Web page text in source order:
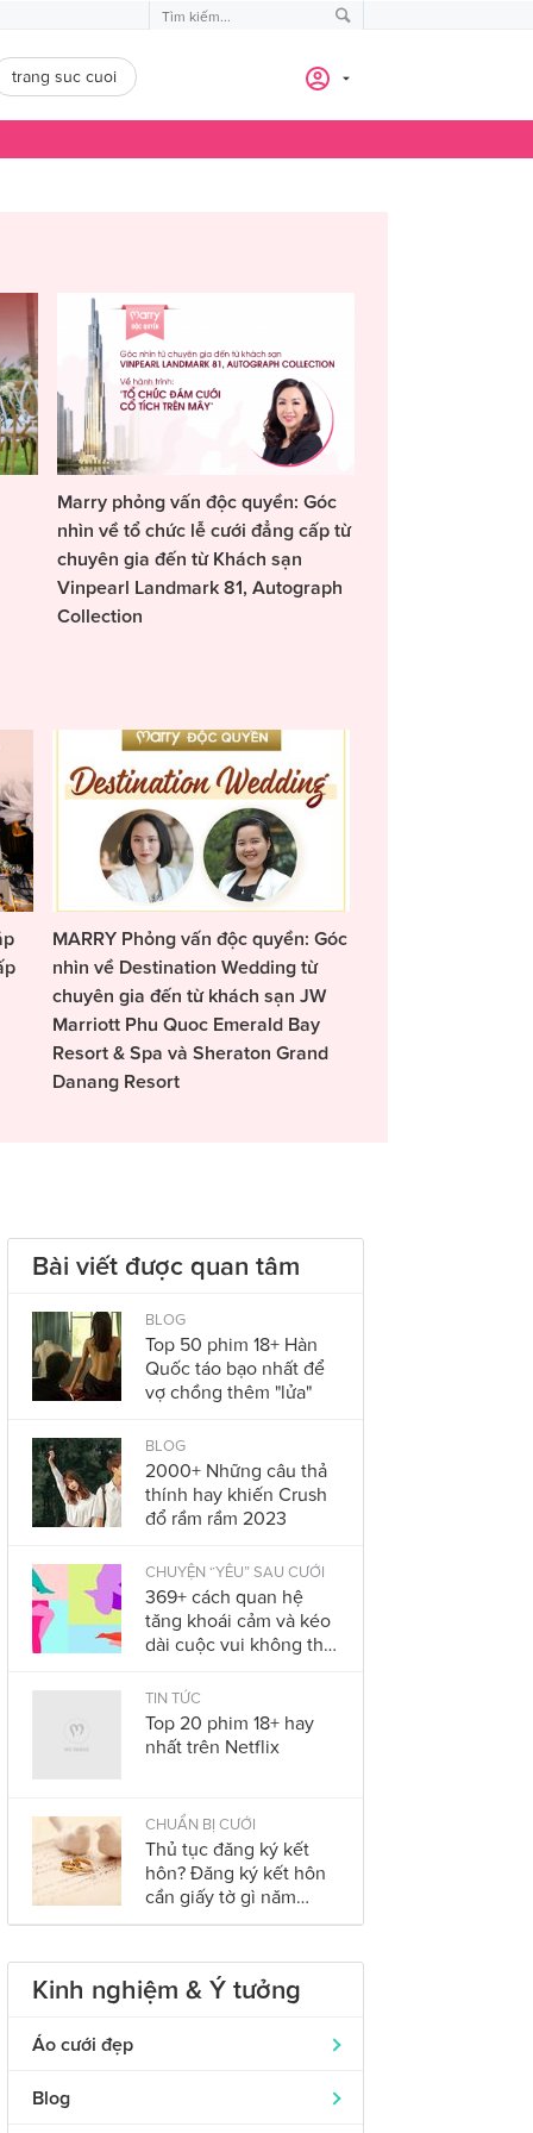
trang suc cuoi
Marry phỏng vấn độc quyền: Góc
nhìn về tổ chức lễ cưới đẳng cấp từ
chuyên gia đến từ Khách sạn
Vinpearl Landmark 81, Autograph
Collection
MARRY Phỏng vấn độc quyền: Góc
nhìn về Destination Wedding từ
chuyên gia đến từ khách sạn JW
Marriott Phu Quoc Emerald Bay
Resort & Spa và Sheraton Grand
Danang Resort
Bài viết được quan tâm
BLOG
Top 50 phim 18+ Hàn
Quốc táo bạo nhất để
vợ chồng thêm "lửa"
BLOG
2000+ Những câu thả
thính hay khiến Crush
đổ rầm rầm 2023
CHUYỆN “YÊU” SAU CƯỚI
369+ cách quan hệ
tăng khoái cảm và kéo
dài cuộc vui không thể
2023
TIN TỨC
Top 20 phim 18+ hay
nhất trên Netflix
CHUẨN BỊ CƯỚI
Thủ tục đăng ký kết
hôn? Đăng ký kết hôn
cần giấy tờ gì năm
2023?
Kinh nghiệm & Ý tưởng
Áo cưới đẹp
Áo dài cưới
319
Blog